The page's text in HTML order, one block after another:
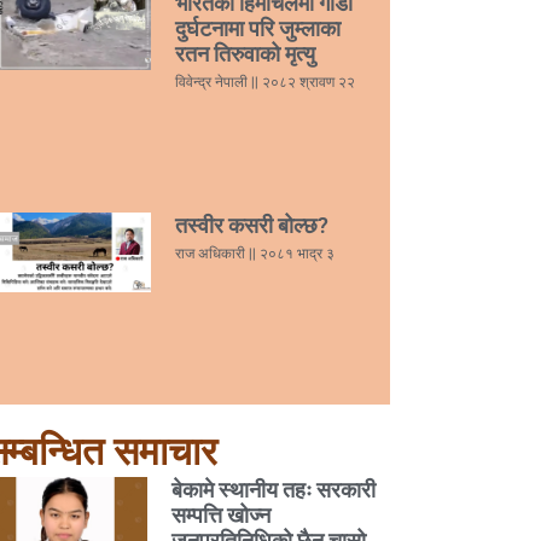
दुर्घटनामा परि जुम्लाका
रतन तिरुवाको मृत्यु
विवेन्द्र नेपाली २०८२ श्रावण २२
तस्वीर कसरी बोल्छ?
राज अधिकारी २०८१ भाद्र ३
समाचार
बेकामे स्थानीय तहः सरकारी
सम्पत्ति खोज्न